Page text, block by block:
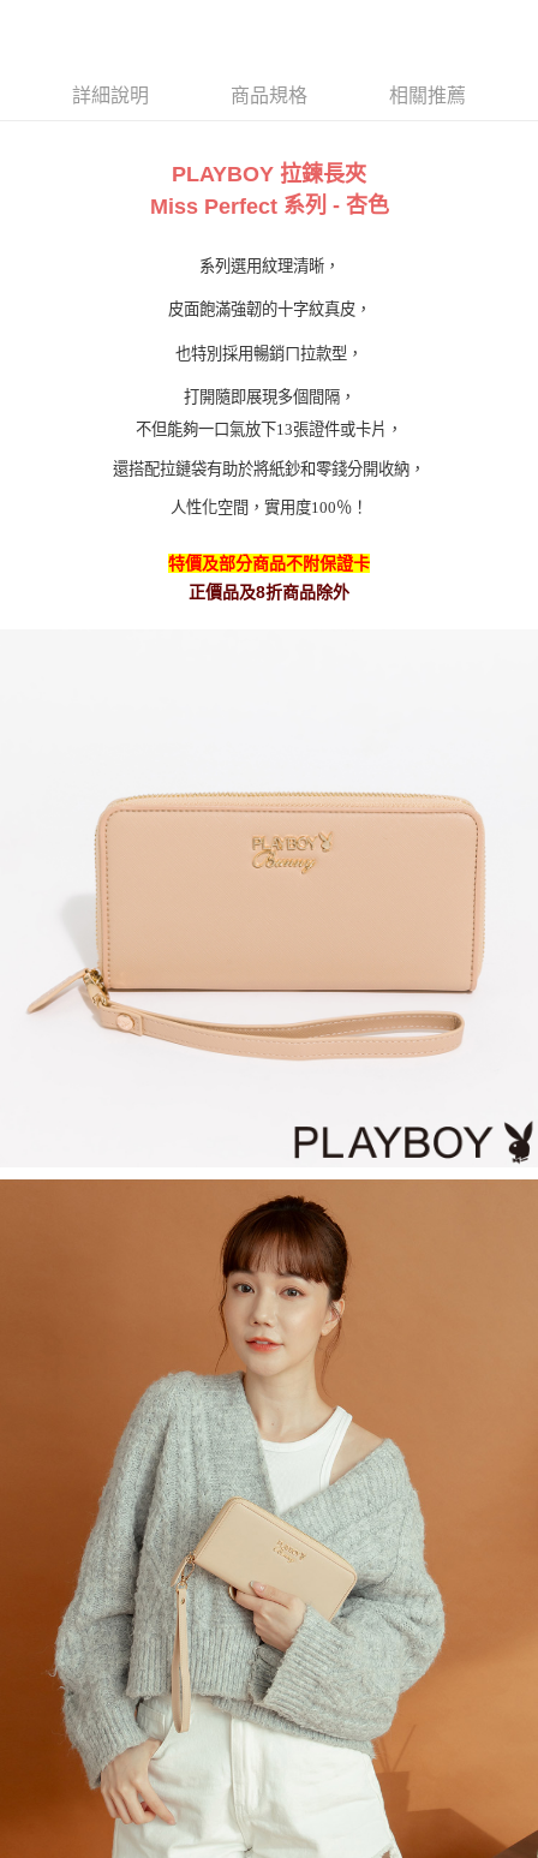
詳細說明 商品規格 相關推薦
PLAYBOY 拉鍊長夾
Miss Perfect 系列 - 杏色
系列選用紋理清晰，
皮面飽滿強韌的十字紋真皮，
也特別採用暢銷ㄇ拉款型，
打開隨即展現多個間隔，
不但能夠一口氣放下13張證件或卡片，
還搭配拉鏈袋有助於將紙鈔和零錢分開收納，
人性化空間，實用度100％！
特價及部分商品不附保證卡
正價品及8折商品除外